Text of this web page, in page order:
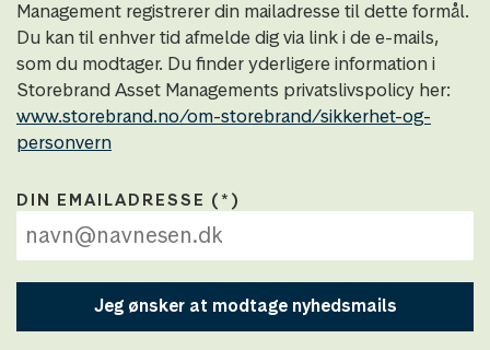
Management registrerer din mailadresse til dette formål.
Du kan til enhver tid afmelde dig via link i de e-mails,
som du modtager. Du finder yderligere information i
Storebrand Asset Managements privatslivspolicy her:
www.storebrand.no/om-storebrand/sikkerhet-og-
personvern
DIN EMAILADRESSE
Jeg ønsker at modtage nyhedsmails